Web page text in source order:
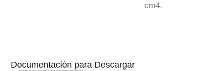
cm4.
Documentación para Descargar